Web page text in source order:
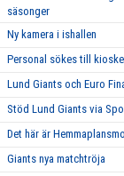
säsonger
Ny kamera i ishallen
Personal sökes till
Lund Giants och Euro
Stöd Lund Giants via
Det här är
Giants nya matchtröja